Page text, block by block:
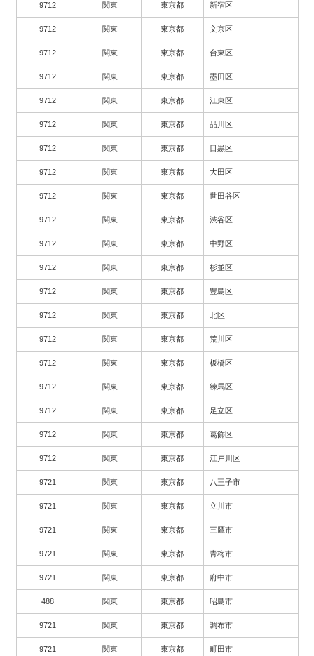
9712 関東 東京都 新宿区
9712 関東 東京都 文京区
9712 関東 東京都 台東区
9712 関東 東京都 墨田区
9712 関東 東京都 江東区
9712 関東 東京都 品川区
9712 関東 東京都 目黒区
9712 関東 東京都 大田区
9712 関東 東京都 世田谷区
9712 関東 東京都 渋谷区
9712 関東 東京都 中野区
9712 関東 東京都 杉並区
9712 関東 東京都 豊島区
9712 関東 東京都 北区
9712 関東 東京都 荒川区
9712 関東 東京都 板橋区
9712 関東 東京都 練馬区
9712 関東 東京都 足立区
9712 関東 東京都 葛飾区
9712 関東 東京都 江戸川区
9721 関東 東京都 八王子市
9721 関東 東京都 立川市
9721 関東 東京都 三鷹市
9721 関東 東京都 青梅市
9721 関東 東京都 府中市
488 関東 東京都 昭島市
9721 関東 東京都 調布市
9721 関東 東京都 町田市